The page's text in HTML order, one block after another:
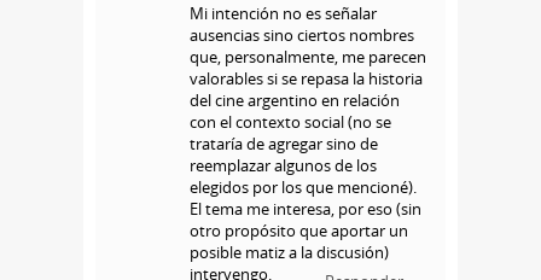
Mi intención no es señalar
ausencias sino ciertos nombres
que, personalmente, me parecen
valorables si se repasa la historia
del cine argentino en relación
con el contexto social (no se
trataría de agregar sino de
reemplazar algunos de los
elegidos por los que mencioné).
El tema me interesa, por eso (sin
otro propósito que aportar un
posible matiz a la discusión)
intervengo.